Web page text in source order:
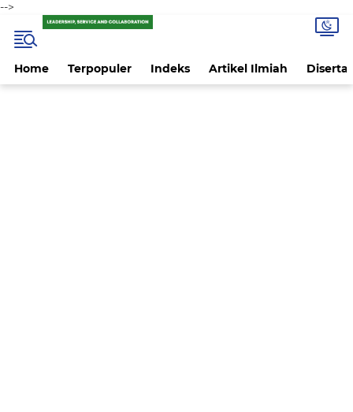
-->
Home Terpopuler Indeks Artikel Ilmiah